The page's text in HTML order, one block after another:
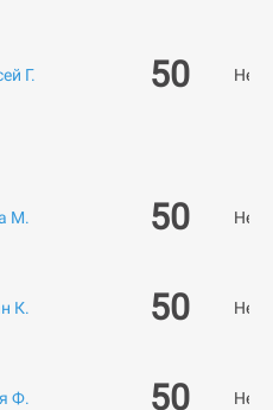
Г. 50 Нет
М. 50 Нет
К. 50 Нет
Ф. 50 Нет